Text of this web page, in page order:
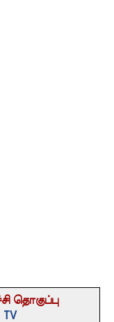
தொகுப்பு